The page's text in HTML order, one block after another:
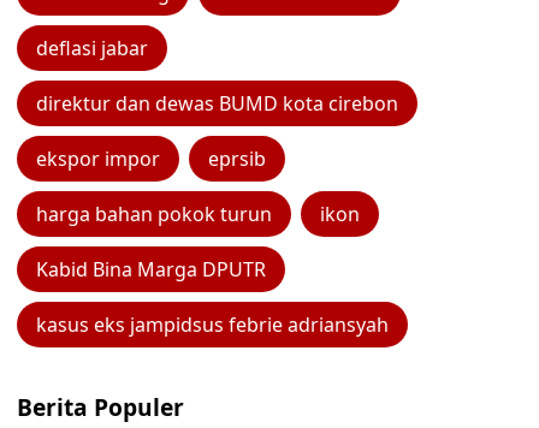
deflasi jabar
direktur dan dewas BUMD kota cirebon
ekspor impor eprsib
harga bahan pokok turun ikon
Kabid Bina Marga DPUTR
kasus eks jampidsus febrie adriansyah
Berita Populer